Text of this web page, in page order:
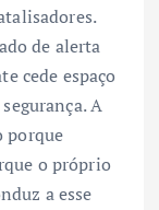
de alerta
cede espaço
A
porque
o próprio
a esse